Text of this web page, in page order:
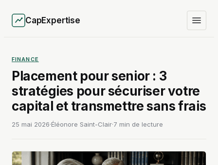
CapExpertise
FINANCE
Placement pour senior : 3
stratégies pour sécuriser votre
capital et transmettre sans frais
25 mai 2026·Éléonore Saint-Clair·7 min de lecture